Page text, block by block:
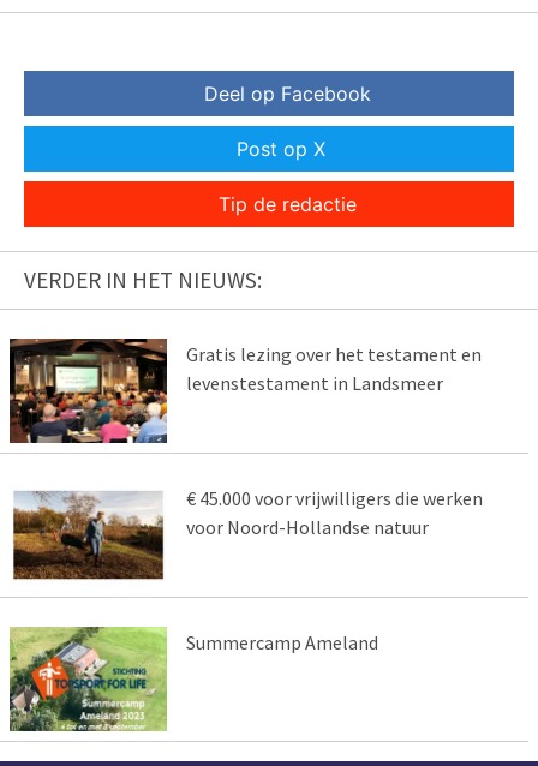
Deel op Facebook
Post op X
Tip de redactie
VERDER IN HET NIEUWS:
Gratis lezing over het testament en
levenstestament in Landsmeer
€ 45.000 voor vrijwilligers die werken
voor Noord-Hollandse natuur
Summercamp Ameland